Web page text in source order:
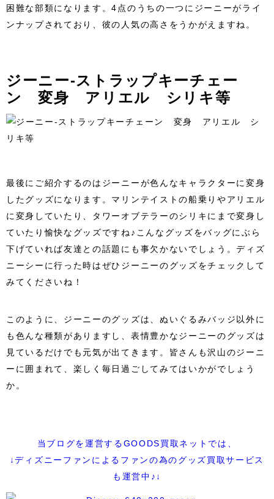
困難な部類になります。4点のうちの一つにジーニーがライ
ンナップされており、彼の人気の高さをうかがえますね。
ジーニー-ストラップキーチェー
ン 変身 アリエル シリキ等
最後にご紹介するのはジーニーが色んなキャラクターに変身
したグッズになります。マリンテイストの船乗りやアリエル
に変身していたり、タワーオブテラーのシリキにまで変身し
ていたり愉快なグッズですね♪こんなグッズをバッグにぶら
下げていれば友達との話題にも事欠かないでしょう。ディズ
ニーシーに行った時はぜひジーニーのグッズをチェックして
みてくださいね！
このように、ジーニーのグッズは、ぬいぐるみバッジ以外に
も色んな種類がありますし、表情豊かなジーニーのグッズは
見ているだけでも元気が出てきます。皆さんも沢山のジーニ
ーに囲まれて、楽しく毎日過ごしてみてはいかがでしょう
か。
当ブログを運営するGOODS買取ネットでは、
↓ディズニーファンによるファンの為のグッズ買取サービス
も運営中♪↓